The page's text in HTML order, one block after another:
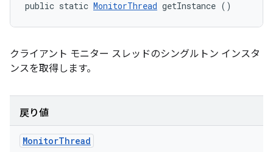
public static MonitorThread getInstance ()
クライアント モニター スレッドのシングルトン インスタ
ンスを取得します。
戻り値
MonitorThread